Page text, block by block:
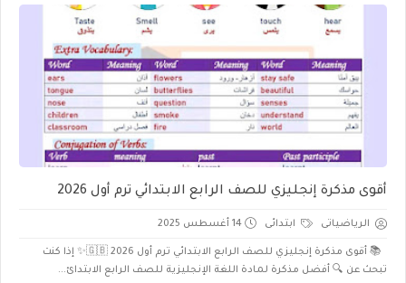
أقوى مذكرة إنجليزي للصف الرابع الابتدائي ترم أول 2026
الرياضياتى ابتدائى 14 أغسطس 2025
📚 أقوى مذكرة إنجليزي للصف الرابع الابتدائي ترم أول 2026 🇬🇧✨ إذا كنت
تبحث عن 🔍 أفضل مذكرة لمادة اللغة الإنجليزية للصف الرابع الابتدائ...